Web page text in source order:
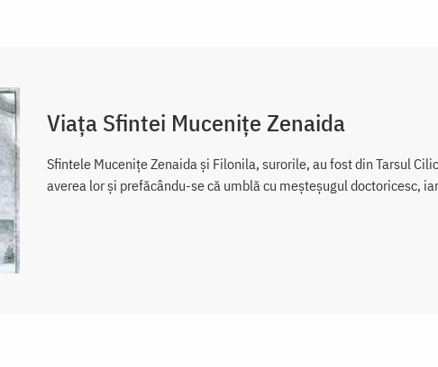
Viața Sfintei Mucenițe Zenaida
Sfintele Mucenițe Zenaida și Filonila, surorile, au fost din Tarsul
averea lor și prefăcându-se că umblă cu meșteșugul doctoricesc,